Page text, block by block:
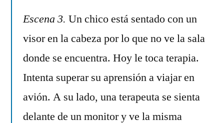
Escena 3. Un chico está sentado con un
visor en la cabeza por lo que no ve la sala
donde se encuentra. Hoy le toca terapia.
Intenta superar su aprensión a viajar en
avión. A su lado, una terapeuta se sienta
delante de un monitor y ve la misma